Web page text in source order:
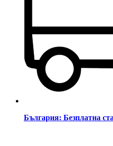
България: Безплатна